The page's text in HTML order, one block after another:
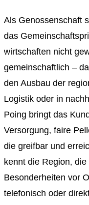
Als Genossenschaft
das
wirtschaften nicht
gemeinschaftlich –
den Ausbau der
Logistik oder in
Poing bringt das
Versorgung, faire
die greifbar und
kennt die Region,
Besonderheiten vor
telefonisch oder